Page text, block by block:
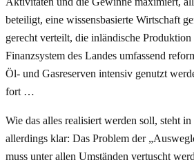
beteiligt, eine wissensbasierte Wirtschaft
gerecht verteilt, die inländische Produktion
Finanzsystem des Landes umfassend
Öl- und Gasreserven intensiv genutzt
fort …
Wie das alles realisiert werden soll, steht
allerdings klar: Das Problem der
muss unter allen Umständen vertuscht